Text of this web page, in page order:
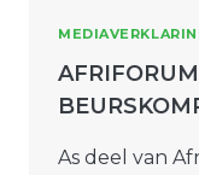
As deel van